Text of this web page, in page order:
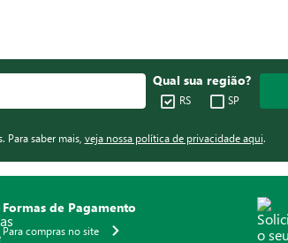
Qual sua região?
RS SP
saber mais, veja nossa política de privacidade aqui.
Formas de Pagamento
Para compras no site